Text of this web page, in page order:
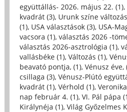
együttállás- 2026. május 22. (1),
kvadrát (3), Urunk színe
(1), USA választások (3), USA-
vacsora (1), választás 2026 -
választás 2026-asztrológia (1),
vallásbéke (1), Változás (1),
beavató pontja, (1), Vénusz éve,
csillaga (3), Vénusz-Plútó
kvadrát (1), Vérhold (1),
nap február 4. (1), VI. Pál pápa
Királynéja (1), Világ Győzelmes